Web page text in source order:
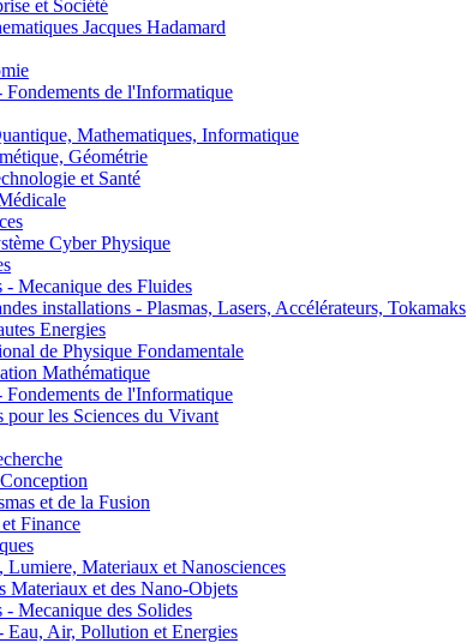
et Société
Jacques Hadamard
de l'Informatique
Mathematiques, Informatique
Géométrie
et Santé
Cyber Physique
Mecanique des Fluides
installations - Plasmas, Lasers, Accélérateurs, Tokamaks
Energies
de Physique Fondamentale
Mathématique
de l'Informatique
les Sciences du Vivant
et de la Fusion
Finance
Materiaux et Nanosciences
et des Nano-Objets
Mecanique des Solides
Air, Pollution et Energies